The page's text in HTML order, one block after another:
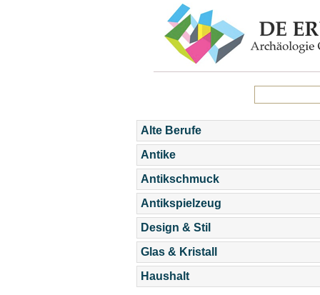
Alte Berufe
Antike
Antikschmuck
Antikspielzeug
Design & Stil
Glas & Kristall
Haushalt